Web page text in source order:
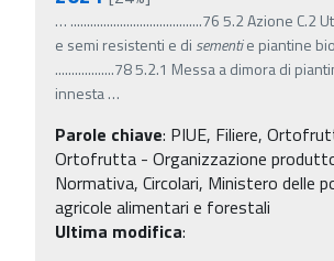
… ........................................76 5.2 Azione C.2
e semi resistenti e di sementie piantine
..................78 5.2.1 Messa a dimora di
innesta…
Parole chiave: PIUE, Filiere,
Ortofrutta - Organizzazione
Normativa, Circolari, Ministero delle
agricole alimentari e forestali
Ultima modifica: